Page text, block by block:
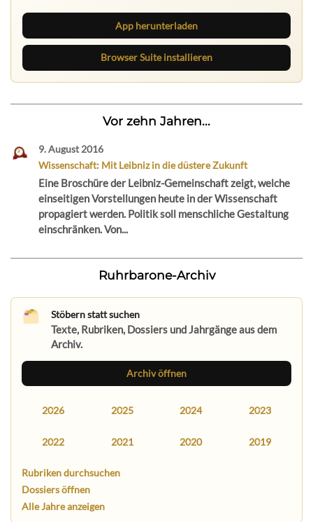
App herunterladen
Browser Suite installieren
Vor zehn Jahren...
9. August 2016
Wissenschaft: Mit Leibniz in die düstere Zukunft
Eine Broschüre der Leibniz-Gemeinschaft zeigt, welche
einseitigen Vorstellungen heute in der Wissenschaft
propagiert werden. Politik soll menschliche Gestaltung
einschränken. Von...
Ruhrbarone-Archiv
Stöbern statt suchen
Texte, Rubriken, Dossiers und Jahrgänge aus dem
Archiv.
Archiv öffnen
2026 2025 2024 2023
2022 2021 2020 2019
Rubriken durchsuchen
Dossiers öffnen
Alle Jahre anzeigen